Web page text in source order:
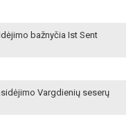
bažnyčia Ist Sent
Vargdienių seserų